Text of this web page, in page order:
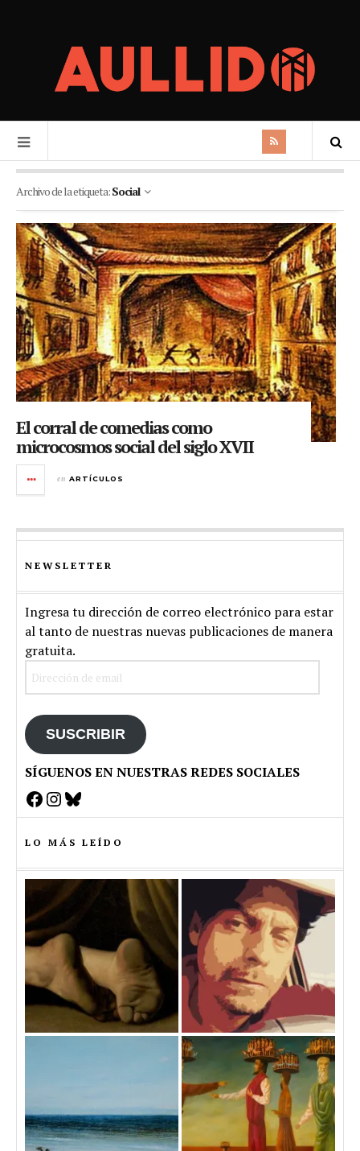
Archivo de la etiqueta:Social
El corral de comedias como
microcosmos social del siglo XVII
en ARTÍCULOS
NEWSLETTER
Ingresa tu dirección de correo electrónico para estar
al tanto de nuestras nuevas publicaciones de manera
gratuita.
SUSCRIBIR
SÍGUENOS EN NUESTRAS REDES SOCIALES
Facebook
Instagram
Bluesky
LO MÁS LEÍDO